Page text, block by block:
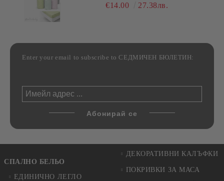
РАЗЛИЧНИ РАЗМЕРИ
€14.00 27.38лв.
Enter your email to subscribe to СЕДМИЧЕН БЮЛЕТИН:
СПАЛНО БЕЛЬО
ЕДИНИЧНО ЛЕГЛО
ДЕКОРАТИВНИ КАЛЪФКИ
ПОКРИВКИ ЗА МАСА